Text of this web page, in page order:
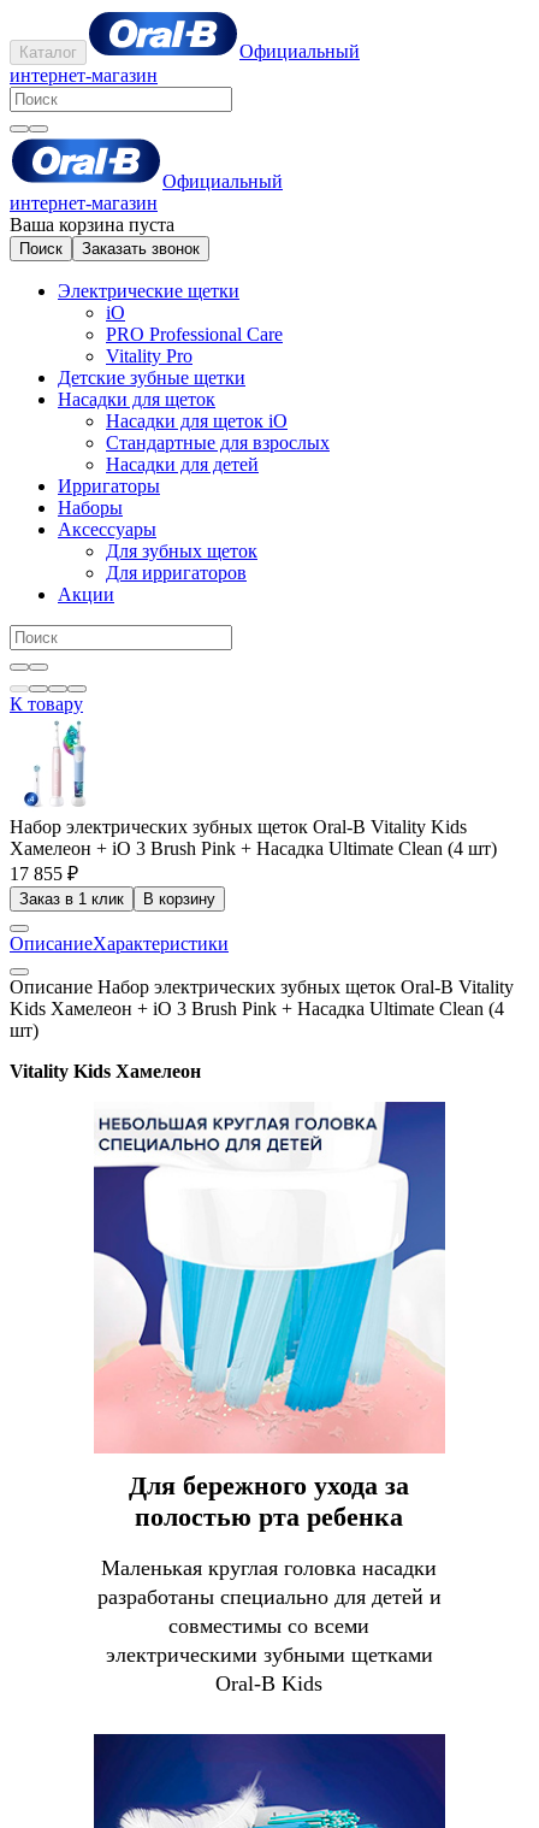
Каталог
Официальный
интернет-магазин
Официальный
интернет-магазин
Ваша корзина пуста
Поиск Заказать звонок
Электрические щетки
iO
PRO Professional Care
Vitality Pro
Детские зубные щетки
Насадки для щеток
Насадки для щеток iO
Стандартные для взрослых
Насадки для детей
Ирригаторы
Наборы
Аксессуары
Для зубных щеток
Для ирригаторов
Акции
К товару
Набор электрических зубных щеток Oral-B Vitality Kids
Хамелеон + iO 3 Brush Pink + Насадка Ultimate Clean (4 шт)
17 855 ₽
Заказ в 1 клик В корзину
ОписаниеХарактеристики
Описание Набор электрических зубных щеток Oral-B Vitality
Kids Хамелеон + iO 3 Brush Pink + Насадка Ultimate Clean (4
шт)
Vitality Kids Хамелеон
Для бережного ухода за
полостью рта ребенка
Маленькая круглая головка насадки
разработаны специально для детей и
совместимы со всеми
электрическими зубными щетками
Oral-B Kids